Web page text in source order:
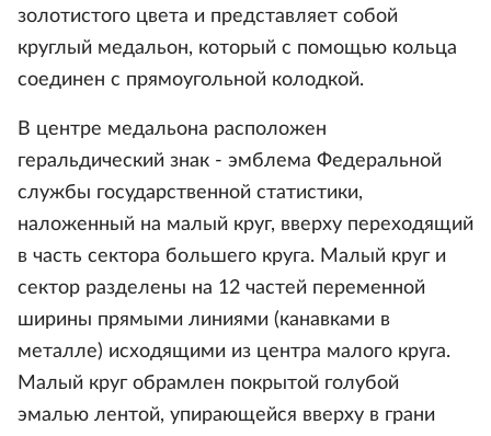
золотистого цвета и представляет собой
круглый медальон, который с помощью кольца
соединен с прямоугольной колодкой.
В центре медальона расположен
геральдический знак - эмблема Федеральной
службы государственной статистики,
наложенный на малый круг, вверху переходящий
в часть сектора большего круга. Малый круг и
сектор разделены на 12 частей переменной
ширины прямыми линиями (канавками в
металле) исходящими из центра малого круга.
Малый круг обрамлен покрытой голубой
эмалью лентой, упирающейся вверху в грани